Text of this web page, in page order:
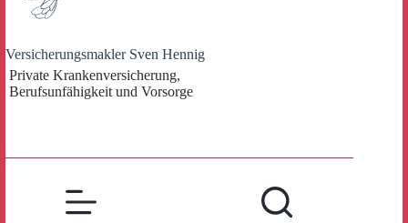
Versicherungsmakler Sven Hennig
Private Krankenversicherung,
Berufsunfähigkeit und Vorsorge